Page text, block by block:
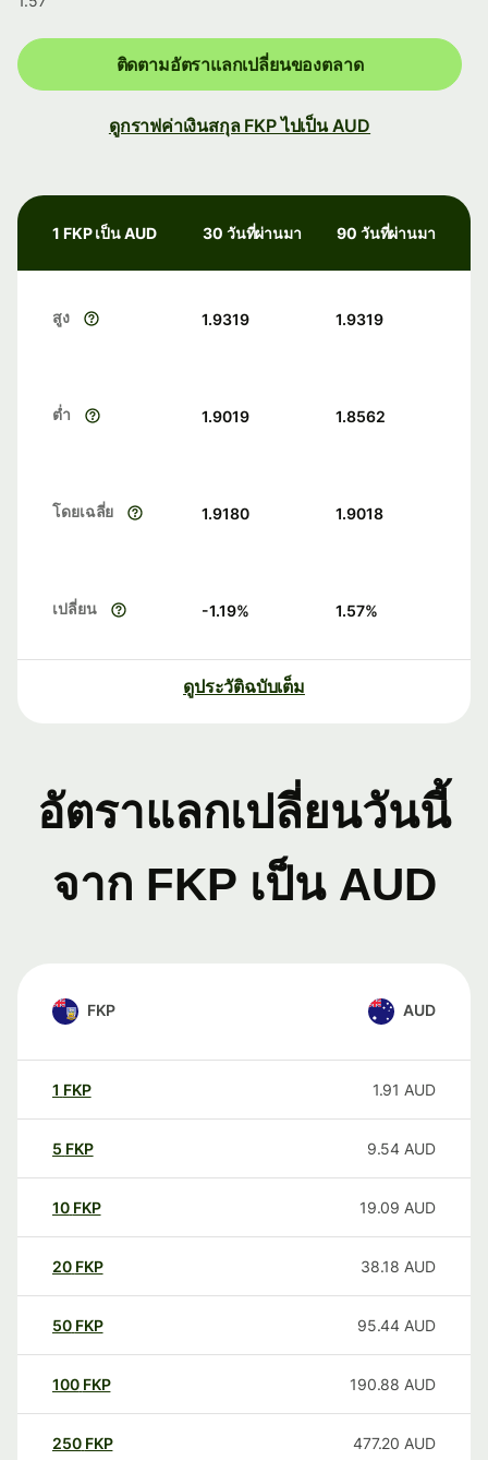
ติดตามอัตราแลกเปลี่ยนของตลาด
ดูกราฟค่าเงินสกุล FKP ไปเป็น AUD
1 FKP เป็น AUD 30 วันที่ผ่านมา 90 วันที่ผ่านมา
สูง 1.9319 1.9319
ต่ำ 1.9019 1.8562
โดยเฉลี่ย 1.9180 1.9018
เปลี่ยน -1.19% 1.57%
ดูประวัติฉบับเต็ม
อัตราแลกเปลี่ยนวันนี้
จาก FKP เป็น AUD
FKP AUD
1 FKP 1.91 AUD
5 FKP 9.54 AUD
10 FKP 19.09 AUD
20 FKP 38.18 AUD
50 FKP 95.44 AUD
100 FKP 190.88 AUD
250 FKP 477.20 AUD